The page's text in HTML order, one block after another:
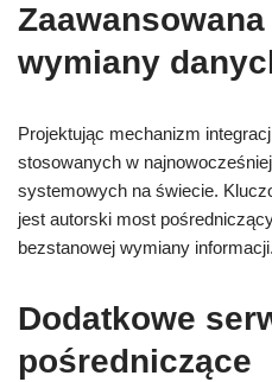
wymiany
Projektując mechanizm
stosowanych w
systemowych na świecie.
jest autorski most
bezstanowej wymiany informacji.
Dodatkowe
pośredniczące